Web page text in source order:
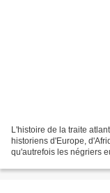
L'histoire de la traite
historiens d'Europe,
qu'autrefois les négriers